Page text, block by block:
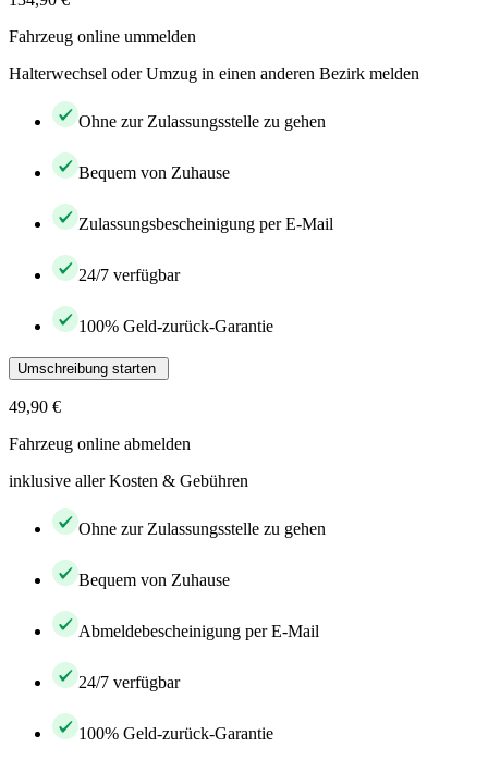
Fahrzeug online ummelden
Halterwechsel oder Umzug in einen anderen Bezirk melden
Ohne zur Zulassungsstelle zu gehen
Bequem von Zuhause
Zulassungsbescheinigung per E-Mail
24/7 verfügbar
100% Geld-zurück-Garantie
Umschreibung starten
49,90 €
Fahrzeug online abmelden
inklusive aller Kosten & Gebühren
Ohne zur Zulassungsstelle zu gehen
Bequem von Zuhause
Abmeldebescheinigung per E-Mail
24/7 verfügbar
100% Geld-zurück-Garantie